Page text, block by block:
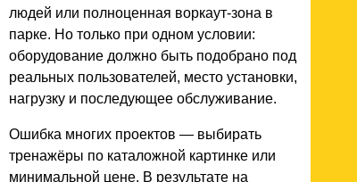
людей или полноценная воркаут-зона в
парке. Но только при одном условии:
оборудование должно быть подобрано под
реальных пользователей, место установки,
нагрузку и последующее обслуживание.
Ошибка многих проектов — выбирать
тренажёры по каталожной картинке или
минимальной цене. В результате на